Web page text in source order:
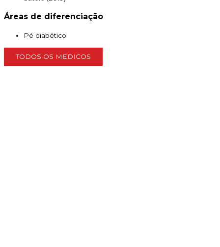
Áreas de diferenciação
Pé diabético
TODOS OS MEDICOS